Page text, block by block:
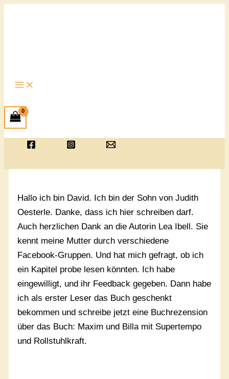
Hallo ich bin David. Ich bin der Sohn von Judith
Oesterle. Danke, dass ich hier schreiben darf.
Auch herzlichen Dank an die Autorin Lea Ibell. Sie
kennt meine Mutter durch verschiedene
Facebook-Gruppen. Und hat mich gefragt, ob ich
ein Kapitel probe lesen könnten. Ich habe
eingewilligt, und ihr Feedback gegeben. Dann habe
ich als erster Leser das Buch geschenkt
bekommen und schreibe jetzt eine Buchrezension
über das Buch: Maxim und Billa mit Supertempo
und Rollstuhlkraft.